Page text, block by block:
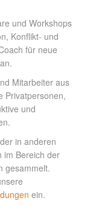
und Workshops
Konflikt- und
für neue
Mitarbeiter aus
Privatpersonen,
und
in anderen
im Bereich der
gesammelt.
ein.